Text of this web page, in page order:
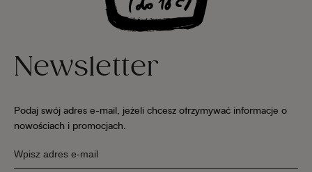
Newsletter
Podaj swój adres e-mail, jeżeli chcesz otrzymywać informacje o
nowościach i promocjach.